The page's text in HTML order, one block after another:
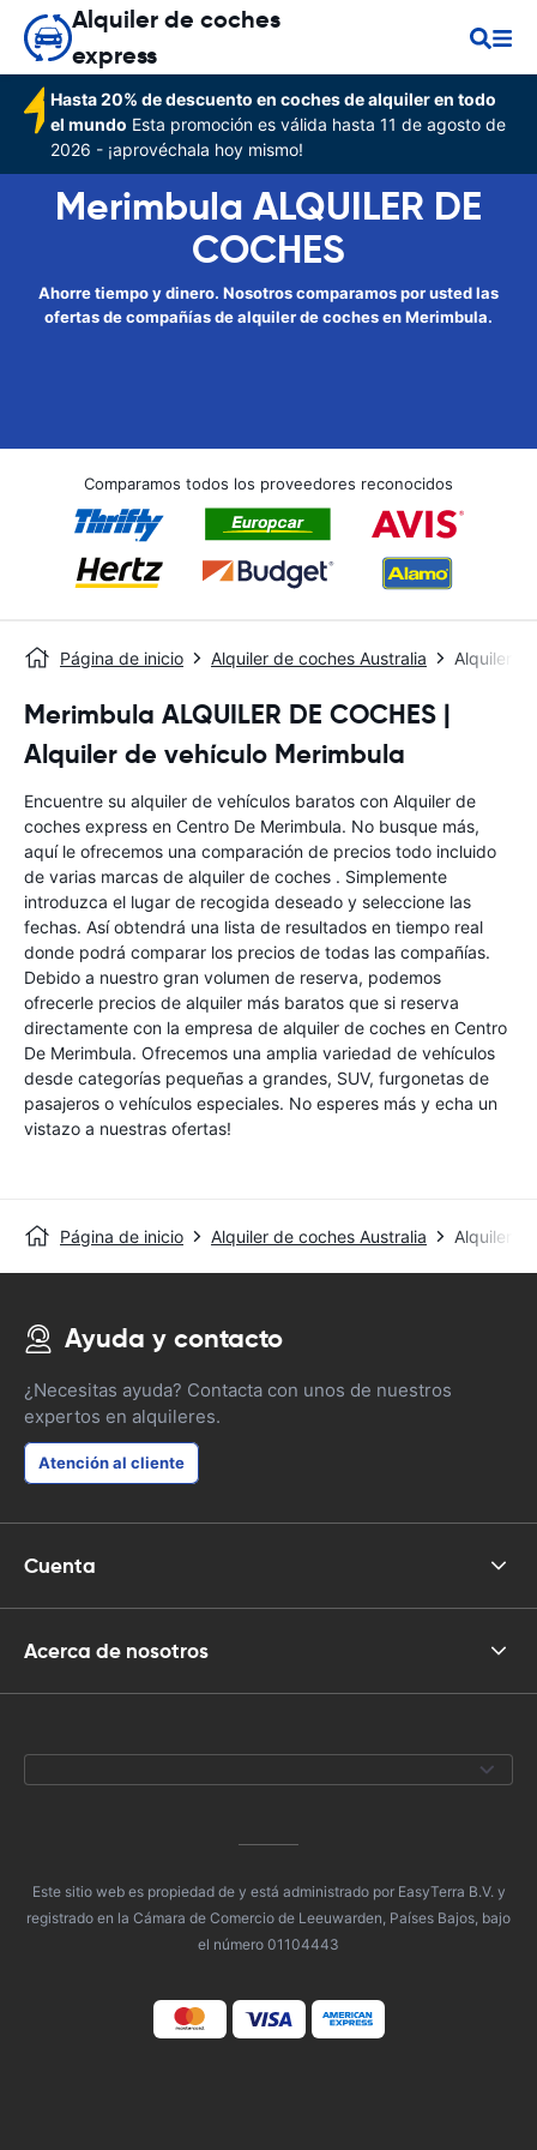
Alquiler de coches
express
Hasta 20% de descuento en coches de alquiler en todo
el mundo Esta promoción es válida hasta 11 de agosto de
2026 - ¡aprovéchala hoy mismo!
Merimbula ALQUILER DE
COCHES
Ahorre tiempo y dinero. Nosotros comparamos por usted las
ofertas de compañías de alquiler de coches en Merimbula.
Comparamos todos los proveedores reconocidos
Página de inicio Alquiler de coches Australia Alquiler
Merimbula ALQUILER DE COCHES |
Alquiler de vehículo Merimbula
Encuentre su alquiler de vehículos baratos con Alquiler de
coches express en Centro De Merimbula. No busque más,
aquí le ofrecemos una comparación de precios todo incluido
de varias marcas de alquiler de coches . Simplemente
introduzca el lugar de recogida deseado y seleccione las
fechas. Así obtendrá una lista de resultados en tiempo real
donde podrá comparar los precios de todas las compañías.
Debido a nuestro gran volumen de reserva, podemos
ofrecerle precios de alquiler más baratos que si reserva
directamente con la empresa de alquiler de coches en Centro
De Merimbula. Ofrecemos una amplia variedad de vehículos
desde categorías pequeñas a grandes, SUV, furgonetas de
pasajeros o vehículos especiales. No esperes más y echa un
vistazo a nuestras ofertas!
Página de inicio Alquiler de coches Australia Alquiler
Ayuda y contacto
¿Necesitas ayuda? Contacta con unos de nuestros
expertos en alquileres.
Atención al cliente
Cuenta
Acerca de nosotros
Este sitio web es propiedad de y está administrado por EasyTerra B.V. y
registrado en la Cámara de Comercio de Leeuwarden, Países Bajos, bajo
el número 01104443